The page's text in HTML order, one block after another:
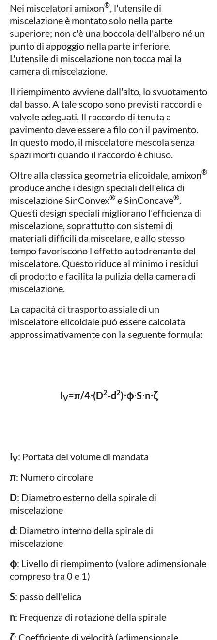
Nei miscelatori amixon® , l'utensile di
miscelazione è montato solo nella parte
superiore; non c'è una boccola dell'albero né un
punto di appoggio nella parte inferiore.
L'utensile di miscelazione non tocca mai la
camera di miscelazione.
Il riempimento avviene dall'alto, lo svuotamento
dal basso. A tale scopo sono previsti raccordi e
valvole adeguati. Il raccordo di tenuta a
pavimento deve essere a filo con il pavimento.
In questo modo, il miscelatore mescola senza
spazi morti quando il raccordo è chiuso.
Oltre alla classica geometria elicoidale, amixon®
produce anche i design speciali dell'elica di
miscelazione SinConvex® e SinConcave®
Questi design speciali migliorano l'efficienza di
miscelazione, soprattutto con sistemi di
materiali difficili da miscelare, e allo stesso
tempo favoriscono l'effetto autodrenante del
miscelatore. Questo riduce al minimo i residui
di prodotto e facilita la pulizia della camera di
miscelazione.
La capacità di trasporto assiale di un
miscelatore elicoidale può essere calcolata
approssimativamente con la seguente formula:
IV=π/4⋅(D2-d2)⋅φ⋅S⋅n⋅ζ
IV: Portata del volume di mandata
π: Numero circolare
D: Diametro esterno della spirale di
miscelazione
d: Diametro interno della spirale di
miscelazione
φ: Livello di riempimento (valore adimensionale
compreso tra 0 e 1)
S: passo dell'elica
n: Frequenza di rotazione della spirale
ζ: Coefficiente di velocità (adimensionale,